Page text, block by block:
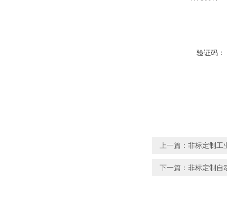
验证码：
上一篇： 非标定制工
下一篇： 非标定制自